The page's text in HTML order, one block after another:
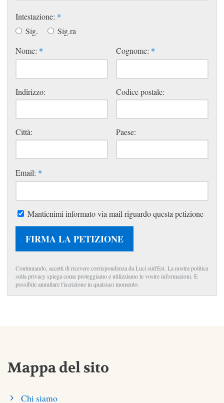
Intestazione: *
Sig.
Sig.ra
Nome: * Cognome: *
Indirizzo: Codice postale:
Città: Paese:
Email: *
Mantienimi informato via mail riguardo questa petizione
FIRMA LA PETIZIONE
Continuando, accetti di ricevere corrispondenza da Luci sull'Est. La nostra politica
sulla privacy spiega come proteggiamo e utilizziamo le vostre informazioni. È
possibile annullare l'iscrizione in qualsiasi momento.
Mappa del sito
Chi siamo